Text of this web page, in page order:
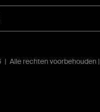
| Alle rechten voorbehouden |